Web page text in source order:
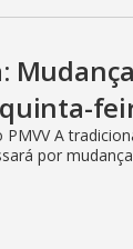
A
por